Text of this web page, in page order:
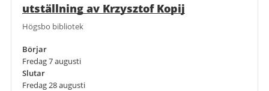
utställning av Krzysztof Kopij
Högsbo bibliotek
Börjar
Fredag 7 augusti
Slutar
Fredag 28 augusti